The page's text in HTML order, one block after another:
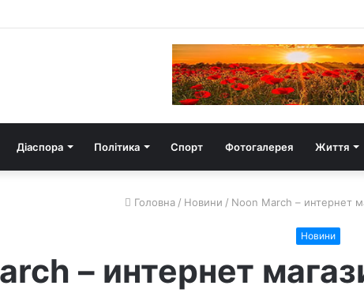
Діаспора Політика Спорт Фотогалерея Життя
Головна / Новини / Noon March – интернет
Новини
– интернет